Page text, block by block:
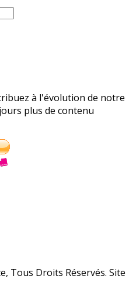
à l'évolution de notre
plus de contenu
Tous Droits Réservés. Site